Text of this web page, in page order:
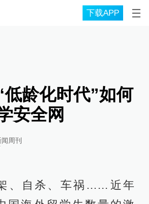
下载APP
低龄化时代”如何
安全网
周刊
、自杀、车祸……近年